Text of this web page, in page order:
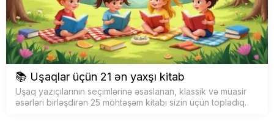
📚 Uşaqlar üçün 21 ən yaxşı kitab
Uşaq yazıçılarının seçimlərinə əsaslanan, klassik və müasir
əsərləri birləşdirən 25 möhtəşəm kitabı sizin üçün topladıq.